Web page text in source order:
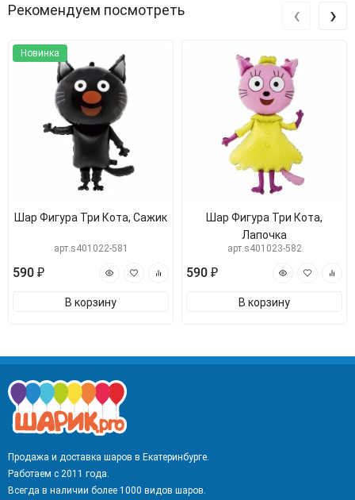
Рекомендуем посмотреть
Новинка
Шар Фигура Три Кота, Сажик
арт.s401022-581
590 ₽
В корзину
Шар Фигура Три Кота,
Лапочка
арт.s401023-582
590 ₽
В корзину
‹ ›
Продажа и доставка шаров в Екатеринбурге.
Работаем с 2011 года.
Всегда в наличии более 1000 видов шаров.